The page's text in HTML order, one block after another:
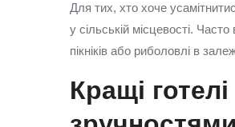
Для тих, хто хоче
у сільській місцевості.
пікніків або риболовлі в
Кращі